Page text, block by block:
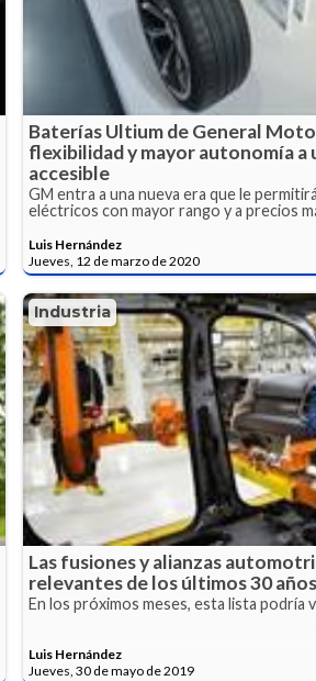
Baterías Ultium de General
flexibilidad y mayor autonomía a
accesible
GM entra a una nueva era que le
eléctricos con mayor rango y a precios
Luis Hernández
Jueves, 12 de marzo de 2020
Industria
Las fusiones y alianzas
relevantes de los últimos 30 años
En los próximos meses, esta lista podría
Luis Hernández
Jueves, 30 de mayo de 2019